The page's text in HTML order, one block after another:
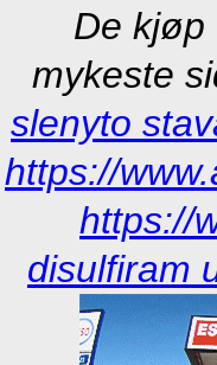
De kjøp
mykeste
slenyto
https://
https://
disulfiram